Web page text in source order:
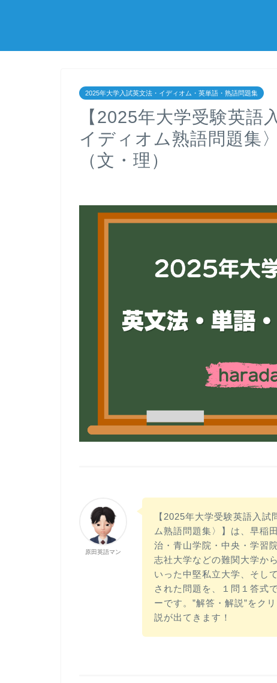
2025年大学入試英文法・イディオム・英単語・熟語問題集
【2025年大学受験英語
イディオム熟語問題集
（文・理）
原田英語マン
【2025年大学受験英語入
ム熟語問題集〉】は、早稲
治・青山学院・中央・学習
志社大学などの難関大学か
いった中堅私立大学、そし
された問題を、１問１答式
ーです。”解答・解説”をク
説が出てきます！